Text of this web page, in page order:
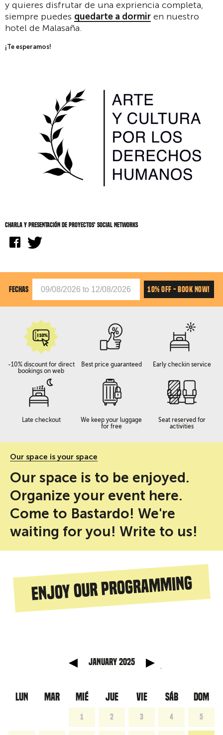
y quieres disfrutar de una expriencia completa,
siempre puedes quedarte a dormir en nuestro
hotel de Malasaña.
¡Te esperamos!
Charla y presentación de proyectos' social networks
FECHAS 10% OFF - BOOK NOW!
-10% discount for direct
bookings on web
Best price guaranteed Early checkin service
Late checkout
We keep your luggage
for free
Seat reserved for
activities
Our space is your space
Our space is to be enjoyed.
Organize your event here.
Come to Bastardo! We're
waiting for you! Write to us!
Enjoy our programming
January 2025
LUN MAR MIÉ JUE VIE SÁB DOM
1 2 3 4 5